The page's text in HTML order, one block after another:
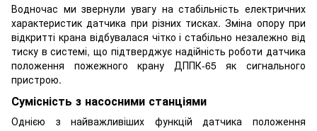
Водночас ми звернули увагу на стабільність електричних
характеристик датчика при різних тисках. Зміна опору при
відкритті крана відбувалася чітко і стабільно незалежно від
тиску в системі, що підтверджує надійність роботи датчика
положення пожежного крану ДППК-65 як сигнального
пристрою.
Сумісність з насосними станціями
Однією з найважливіших функцій датчика положення